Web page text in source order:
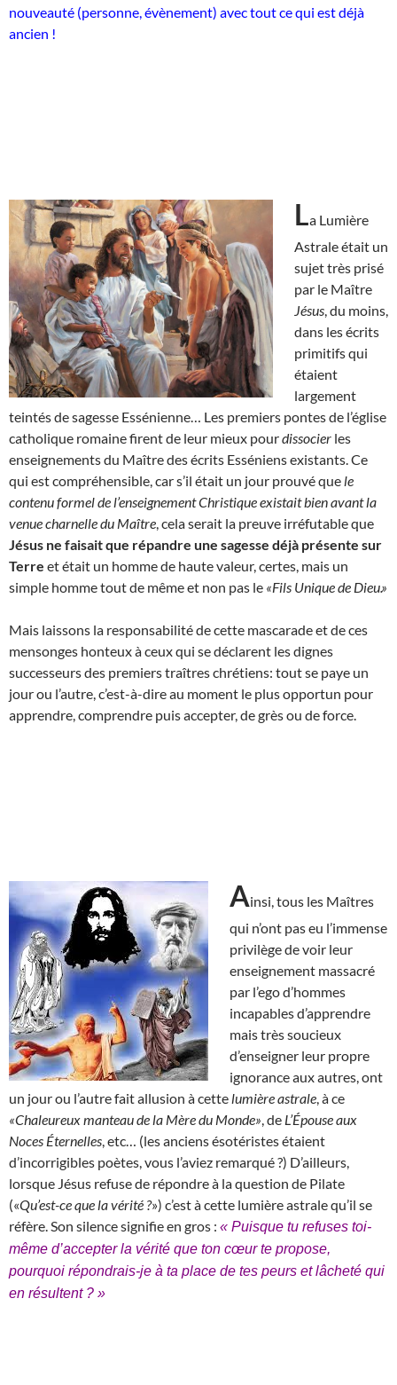
nouveauté (personne, évènement) avec tout ce qui est déjà
ancien !
La Lumière
Astrale était un
sujet très prisé
par le Maître
Jésus , du moins,
dans les écrits
primitifs qui
étaient
largement
teintés de sagesse Essénienne… Les premiers pontes de l’église
catholique romaine firent de leur mieux pourdissocier les
enseignements du Maître des écrits Esséniens existants. Ce
qui est compréhensible, car s’il était un jour prouvé que le
contenu formel de l’enseignement Christique existait bien avant la
venue charnelle du Maître , cela serait la preuve irréfutable que
Jésus ne faisait que répandre une sagesse déjà présente sur
Terre et était un homme de haute valeur, certes, mais un
simple homme tout de même et non pas le «Fils Unique de Dieu.»
Mais laissons la responsabilité de cette mascarade et de ces
mensonges honteux à ceux qui se déclarent les dignes
successeurs des premiers traîtres chrétiens: tout se paye un
jour ou l’autre, c’est-à-dire au moment le plus opportun pour
apprendre, comprendre puis accepter, de grès ou de force.
Ainsi, tous les Maîtres
qui n’ont pas eu l’immense
privilège de voir leur
enseignement massacré
par l’ego d’hommes
incapables d’apprendre
mais très soucieux
d’enseigner leur propre
ignorance aux autres, ont
un jour ou l’autre fait allusion à cette lumière astrale , à ce
«Chaleureux manteau de la Mère du Monde» , de L’Épouse aux
Noces Éternelles , etc… (les anciens ésotéristes étaient
d’incorrigibles poètes, vous l’aviez remarqué ?) D’ailleurs,
lorsque Jésus refuse de répondre à la question de Pilate
(«Qu’est-ce que la vérité ?») c’est à cette lumière astrale qu’il se
réfère. Son silence signifie en gros : « Puisque tu refuses toi-
même d’accepter la vérité que ton cœur te propose,
pourquoi répondrais-je à ta place de tes peurs et lâcheté qui
en résultent ? »